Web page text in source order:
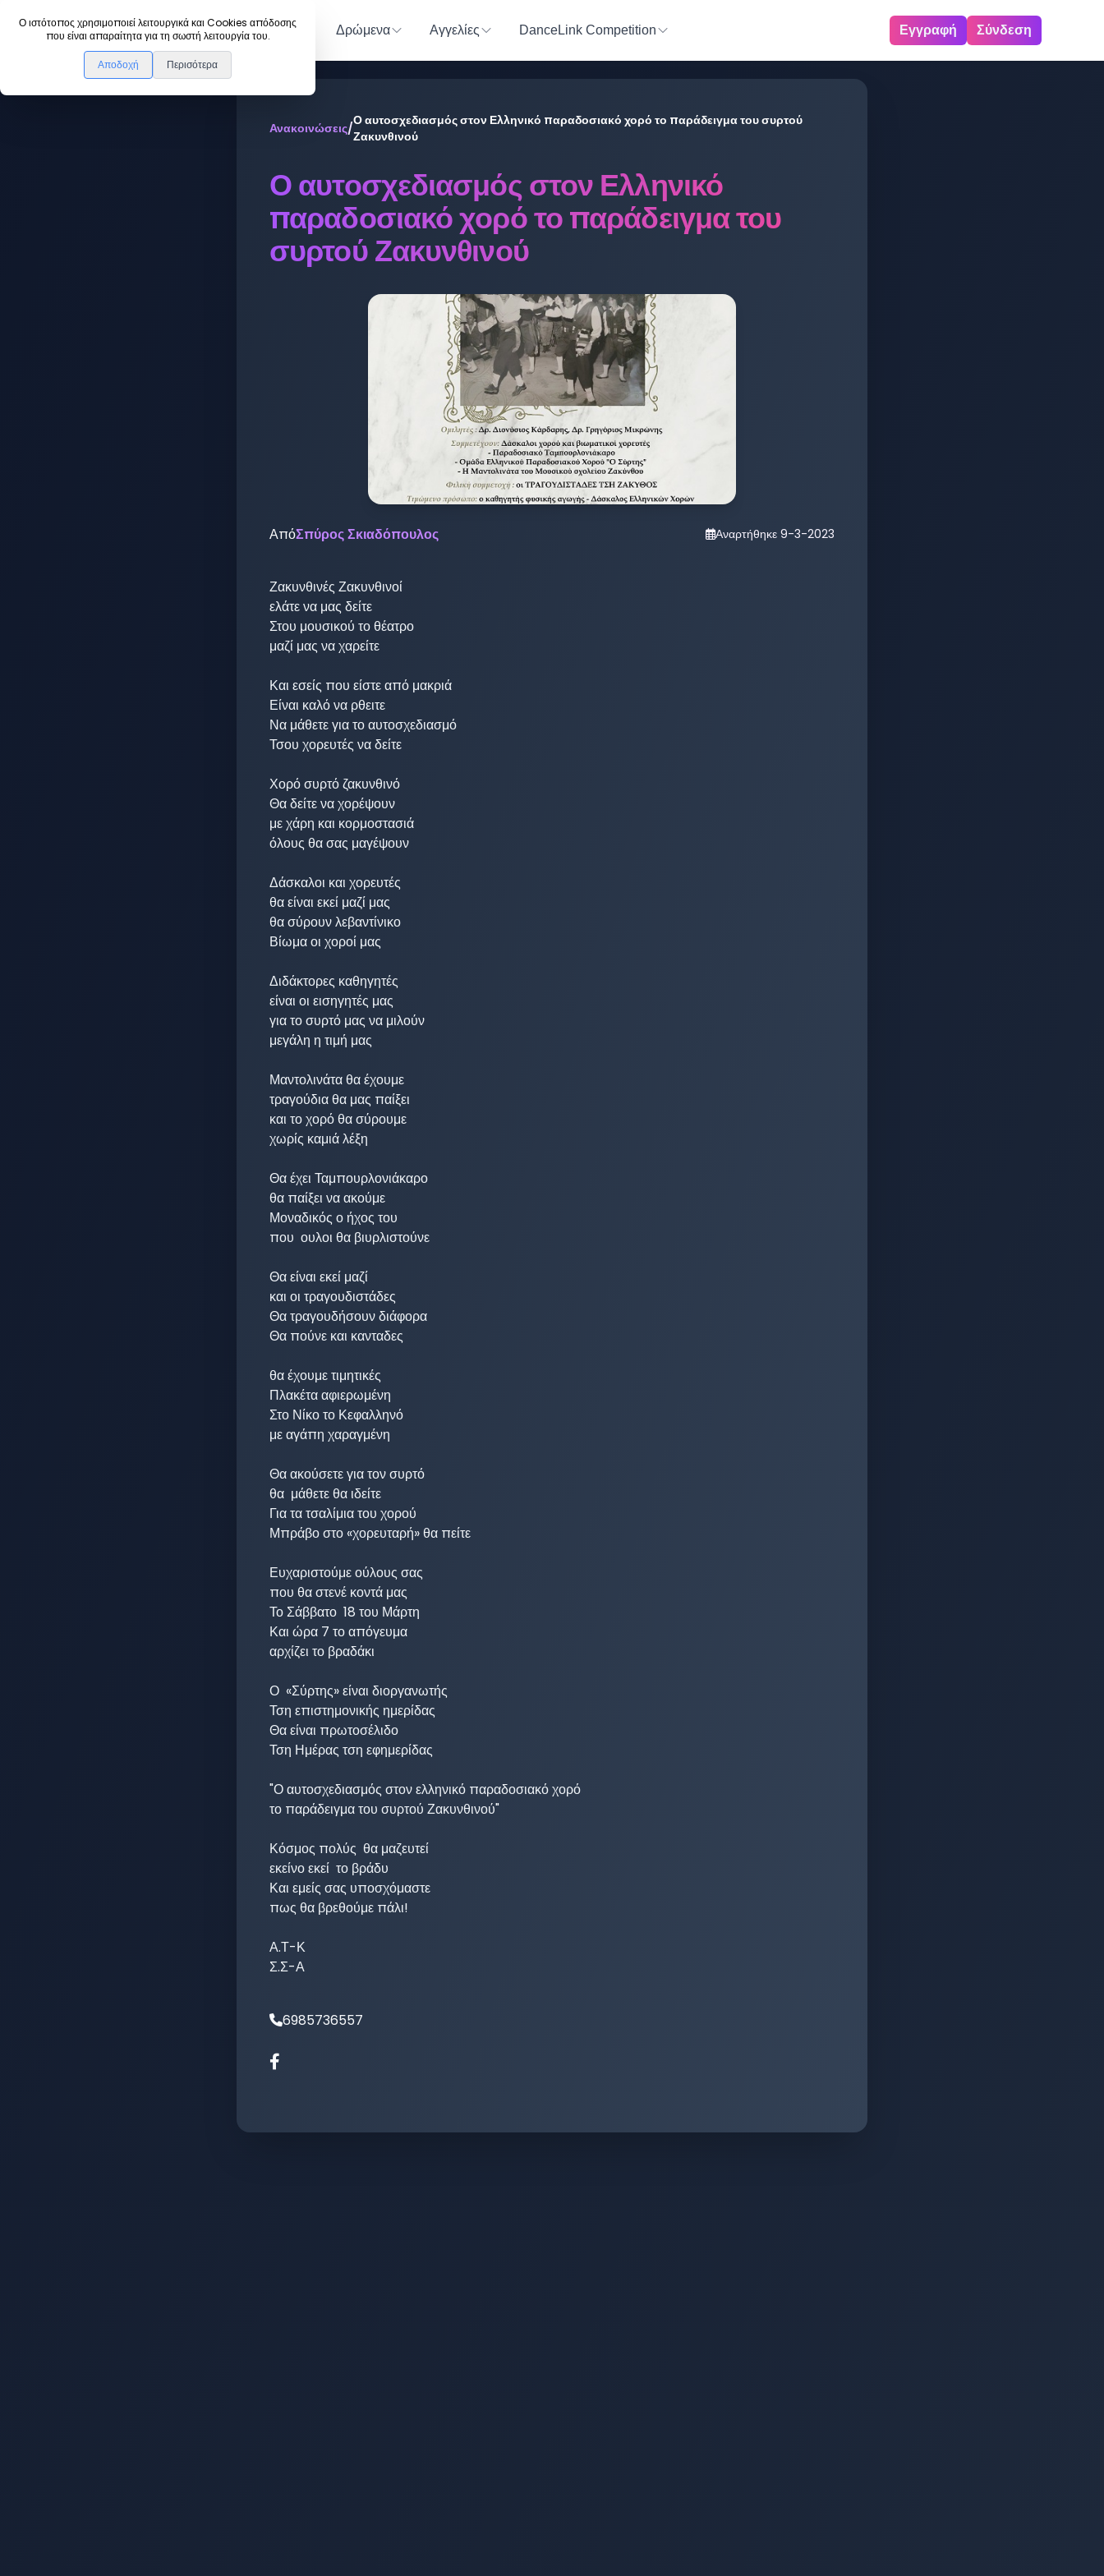
Ο ιστότοπος χρησιμοποιεί λειτουργικά και Cookies απόδοσης
που είναι απαραίτητα για τη σωστή λειτουργία του.
Αποδοχή Περισότερα
DanceLink Μέλη Δρώμενα Αγγελίες DanceLink Competition Εγγραφή Σύνδεση
Ανακοινώσεις/Ο αυτοσχεδιασμός στον Ελληνικό παραδοσιακό χορό το παράδειγμα του συρτού
Ζακυνθινού
Ο αυτοσχεδιασμός στον Ελληνικό
παραδοσιακό χορό το παράδειγμα του
συρτού Ζακυνθινού
ΑπόΣπύρος Σκιαδόπουλος Αναρτήθηκε 9-3-2023
Ζακυνθινές Ζακυνθινοί
ελάτε να μας δείτε
Στου μουσικού το θέατρο
μαζί μας να χαρείτε
Και εσείς που είστε από μακριά
Είναι καλό να ρθειτε
Να μάθετε για το αυτοσχεδιασμό
Τσου χορευτές να δείτε
Χορό συρτό ζακυνθινό
Θα δείτε να χορέψουν
με χάρη και κορμοστασιά
όλους θα σας μαγέψουν
Δάσκαλοι και χορευτές
θα είναι εκεί μαζί μας
θα σύρουν λεβαντίνικο
Βίωμα οι χοροί μας
Διδάκτορες καθηγητές
είναι οι εισηγητές μας
για το συρτό μας να μιλούν
μεγάλη η τιμή μας
Μαντολινάτα θα έχουμε
τραγούδια θα μας παίξει
και το χορό θα σύρουμε
χωρίς καμιά λέξη
Θα έχει Ταμπουρλονιάκαρο
θα παίξει να ακούμε
Μοναδικός ο ήχος του
που  ουλοι θα βιυρλιστούνε
Θα είναι εκεί μαζί
και οι τραγουδιστάδες
Θα τραγουδήσουν διάφορα
Θα πούνε και κανταδες
θα έχουμε τιμητικές
Πλακέτα αφιερωμένη
Στο Νίκο το Κεφαλληνό
με αγάπη χαραγμένη
Θα ακούσετε για τον συρτό
θα  μάθετε θα ιδείτε
Για τα τσαλίμια του χορού
Μπράβο στο «χορευταρή» θα πείτε
Ευχαριστούμε ούλους σας
που θα στενέ κοντά μας
Το Σάββατο  18 του Μάρτη
Και ώρα 7 το απόγευμα
αρχίζει το βραδάκι
Ο  «Σύρτης» είναι διοργανωτής
Τση επιστημονικής ημερίδας
Θα είναι πρωτοσέλιδο
Τση Ημέρας τση εφημερίδας
"Ο αυτοσχεδιασμός στον ελληνικό παραδοσιακό χορό
το παράδειγμα του συρτού Ζακυνθινού"
Κόσμος πολύς  θα μαζευτεί
εκείνο εκεί  το βράδυ
Και εμείς σας υποσχόμαστε
πως θα βρεθούμε πάλι!
Α.Τ-Κ
Σ.Σ-Α
6985736557